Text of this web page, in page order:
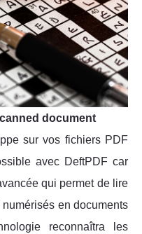
document
sur vos fichiers PDF
avec DeftPDF car
qui permet de lire
en documents
reconnaîtra les